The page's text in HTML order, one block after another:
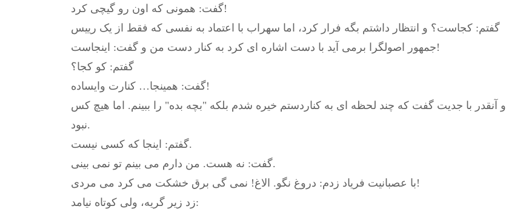
گفت: همونی که اون رو گیچی کرد!
گفتم: کجاست؟ و انتظار داشتم بگه فرار کرد، اما سهراب با اعتماد به نفسی که فقط از یک رییس
جمهور اصولگرا برمی آید با دست اشاره ای کرد به کنار دست من و گفت: اینجاست!
گفتم: کو کجا؟
گفت: همینجا… کنارت وایساده!
و آنقدر با جدیت گفت که چند لحظه ای به کناردستم خیره شدم بلکه "بچه بده" را ببینم. اما هیچ کس
نبود.
گفتم: اینجا که کسی نیست.
گفت: نه هست. من دارم می بینم تو نمی بینی.
با عصبانیت فریاد زدم: دروغ نگو. الاغ! نمی گی برق خشکت می کرد می مردی!
زد زیر گریه، ولی کوتاه نیامد: